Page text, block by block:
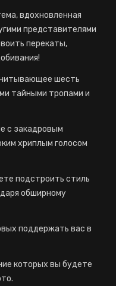
вдохновленная
представителями
перекаты,
шесть
тайными тропами и
с закадровым
хриплым голосом
подстроить стиль
обширному
поддержать вас в
которых вы будете